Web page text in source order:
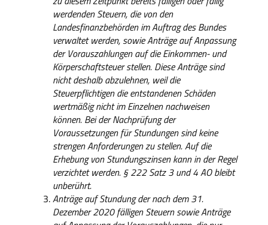
werdenden Steuern, die von den
Landesfinanzbehörden im Auftrag des Bundes
verwaltet werden, sowie Anträge auf Anpassung
der Vorauszahlungen auf die Einkommen- und
Körperschaftsteuer stellen. Diese Anträge sind
nicht deshalb abzulehnen, weil die
Steuerpflichtigen die entstandenen Schäden
wertmäßig nicht im Einzelnen nachweisen
können. Bei der Nachprüfung der
Voraussetzungen für Stundungen sind keine
strengen Anforderungen zu stellen. Auf die
Erhebung von Stundungszinsen kann in der Regel
verzichtet werden. § 222 Satz 3 und 4 AO bleibt
unberührt.
Anträge auf Stundung der nach dem 31.
Dezember 2020 fälligen Steuern sowie Anträge